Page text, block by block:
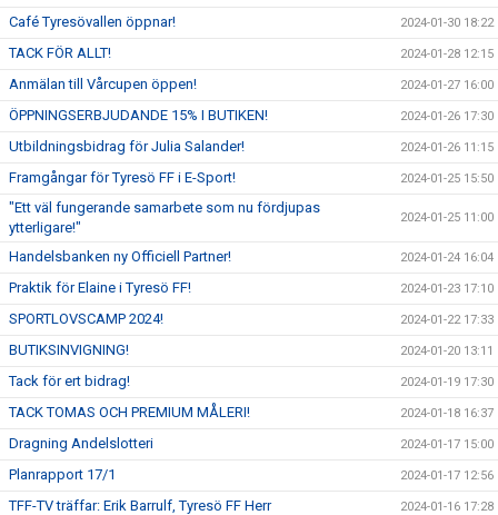
Café Tyresövallen öppnar! 2024-01-30 18:22
TACK FÖR ALLT! 2024-01-28 12:15
Anmälan till Vårcupen öppen! 2024-01-27 16:00
ÖPPNINGSERBJUDANDE 15% I BUTIKEN! 2024-01-26 17:30
Utbildningsbidrag för Julia Salander! 2024-01-26 11:15
Framgångar för Tyresö FF i E-Sport! 2024-01-25 15:50
"Ett väl fungerande samarbete som nu fördjupas
ytterligare!"
2024-01-25 11:00
Handelsbanken ny Officiell Partner! 2024-01-24 16:04
Praktik för Elaine i Tyresö FF! 2024-01-23 17:10
SPORTLOVSCAMP 2024! 2024-01-22 17:33
BUTIKSINVIGNING! 2024-01-20 13:11
Tack för ert bidrag! 2024-01-19 17:30
TACK TOMAS OCH PREMIUM MÅLERI! 2024-01-18 16:37
Dragning Andelslotteri 2024-01-17 15:00
Planrapport 17/1 2024-01-17 12:56
TFF-TV träffar: Erik Barrulf, Tyresö FF Herr 2024-01-16 17:28